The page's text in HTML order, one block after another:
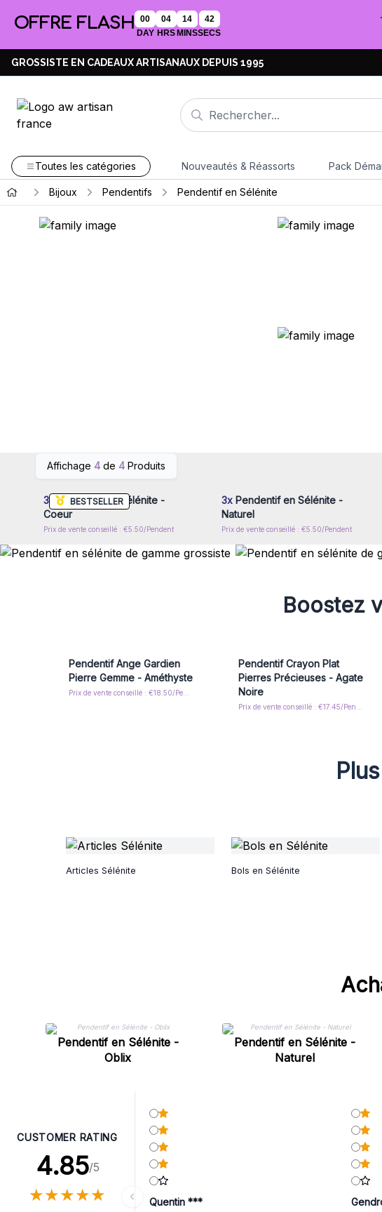
OFFRE FLASH
00
DAY
04
HRS
14
MINS
41
SECS
GROSSISTE EN CADEAUX ARTISANAUX DEPUIS 1995
Toutes les catégories Nouveautés & Réassorts Pack
Bijoux Pendentifs Pendentif en Sélénite
Affichage 4 de 4 Produits
BESTSELLER
vous pour accéder aux prix de
gros
3x Pendentif en Sélénite -
Coeur
Prix de vente conseillé : €5.50/Pendent
3xPendentif en Sélénite -
Naturel
Prix de vente conseillé : €5.50/Pendent
Boostez
Pendentif Ange Gardien
Pierre Gemme - Améthyste
Pendentif Crayon Plat
Pierres Précieuses - Agate
Noire
Articles Sélénite Bols en Sélénite
Pendentif en Sélénite -
Oblix
Pendentif en Sélénite -
Naturel
CUSTOMER RATING
4.85/5
★★★★★
★★★★★ Quentin ***